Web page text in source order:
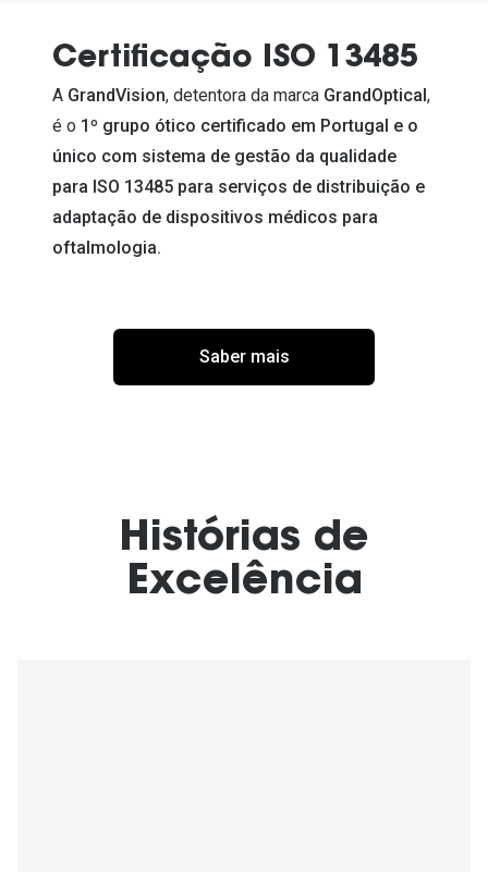
Certificação ISO 13485
A GrandVision, detentora da marca GrandOptical,
é o 1º grupo ótico certificado em Portugal e o
único com sistema de gestão da qualidade
para ISO 13485 para serviços de distribuição e
adaptação de dispositivos médicos para
oftalmologia.
Saber mais
Histórias de
Excelência